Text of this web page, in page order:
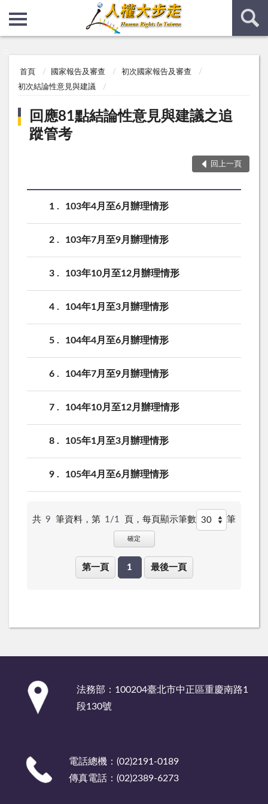
首頁 國家報告及審查
初次國家報告及審查
初次結論性意見與建議
回應81點結論性意見與建議之追
蹤管考
回上一頁
1 103年4月至6月辦理情形
2 103年7月至9月辦理情形
3 103年10月至12月辦理情形
4 104年1月至3月辦理情形
5 104年4月至6月辦理情形
6 104年7月至9月辦理情形
7 104年10月至12月辦理情形
8 105年1月至3月辦理情形
9 105年4月至6月辦理情形
共 9 筆資料，第 1/1 頁， 每頁顯示筆數 筆
確定
第一頁 1 最後一頁
法務部：100204臺北市中正區重慶南路1
段130號
電話總機：(02)2191-0189
傳真電話：(02)2389-6273